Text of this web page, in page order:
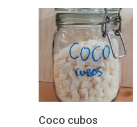
ADICIONAR
Coco cubos